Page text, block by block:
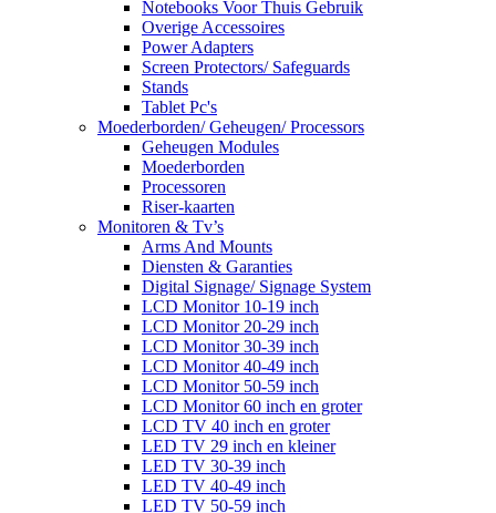
Notebooks Voor Thuis Gebruik
Overige Accessoires
Power Adapters
Screen Protectors/ Safeguards
Stands
Tablet Pc's
Moederborden/ Geheugen/ Processors
Geheugen Modules
Moederborden
Processoren
Riser-kaarten
Monitoren & Tv’s
Arms And Mounts
Diensten & Garanties
Digital Signage/ Signage System
LCD Monitor 10-19 inch
LCD Monitor 20-29 inch
LCD Monitor 30-39 inch
LCD Monitor 40-49 inch
LCD Monitor 50-59 inch
LCD Monitor 60 inch en groter
LCD TV 40 inch en groter
LED TV 29 inch en kleiner
LED TV 30-39 inch
LED TV 40-49 inch
LED TV 50-59 inch